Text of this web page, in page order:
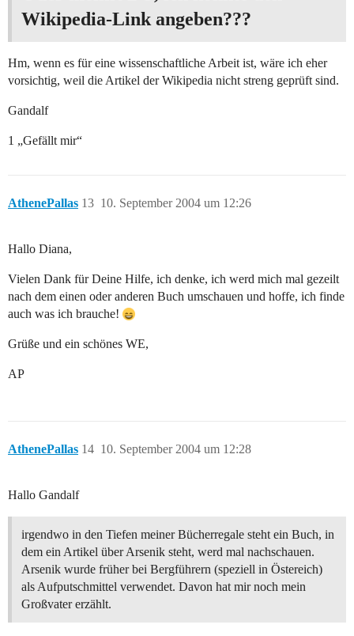
Wikipedia-Link angeben???
Hm, wenn es für eine wissenschaftliche Arbeit ist, wäre ich eher
vorsichtig, weil die Artikel der Wikipedia nicht streng geprüft sind.
Gandalf
1 „Gefällt mir“
AthenePallas 10. September 2004 um 12:26
13
Hallo Diana,
Vielen Dank für Deine Hilfe, ich denke, ich werd mich mal gezeilt
nach dem einen oder anderen Buch umschauen und hoffe, ich finde
auch was ich brauche!
Grüße und ein schönes WE,
AP
AthenePallas 10. September 2004 um 12:28
14
Hallo Gandalf
irgendwo in den Tiefen meiner Bücherregale steht ein Buch, in
dem ein Artikel über Arsenik steht, werd mal nachschauen.
Arsenik wurde früher bei Bergführern (speziell in Östereich)
als Aufputschmittel verwendet. Davon hat mir noch mein
Großvater erzählt.